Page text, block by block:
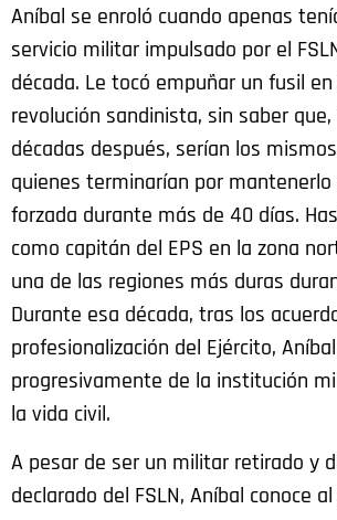
Aníbal se enroló cuando apenas
servicio militar impulsado por el
década. Le tocó empuñar un fusil
revolución sandinista, sin saber
décadas después, serían los
quienes terminarían por mantenerlo
forzada durante más de 40 días.
como capitán del EPS en la zona
una de las regiones más duras
Durante esa década, tras los
profesionalización del Ejército,
progresivamente de la institución
la vida civil.
A pesar de ser un militar retirado y
declarado del FSLN, Aníbal conoce